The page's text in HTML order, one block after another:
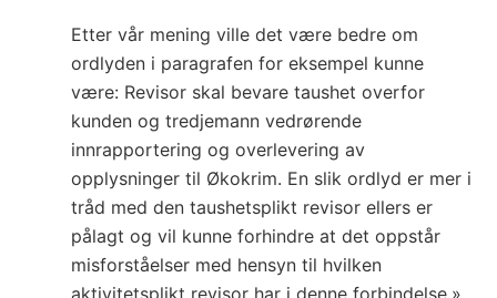
Etter vår mening ville det være bedre om
ordlyden i paragrafen for eksempel kunne
være: Revisor skal bevare taushet overfor
kunden og tredjemann vedrørende
innrapportering og overlevering av
opplysninger til Økokrim. En slik ordlyd er mer i
tråd med den taushetsplikt revisor ellers er
pålagt og vil kunne forhindre at det oppstår
misforståelser med hensyn til hvilken
aktivitetsplikt revisor har i denne forbindelse.»